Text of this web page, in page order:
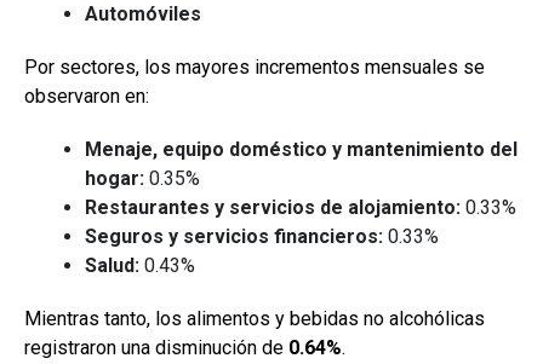
Automóviles
Por sectores, los mayores incrementos mensuales se
observaron en:
Menaje, equipo doméstico y mantenimiento del
hogar: 0.35%
Restaurantes y servicios de alojamiento: 0.33%
Seguros y servicios financieros: 0.33%
Salud: 0.43%
Mientras tanto, los alimentos y bebidas no alcohólicas
registraron una disminución de 0.64%.